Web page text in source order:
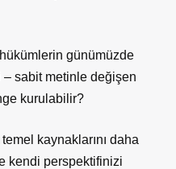
günümüzde
– sabit metinle değişen
kurulabilir?
kaynaklarını daha
kendi perspektifinizi